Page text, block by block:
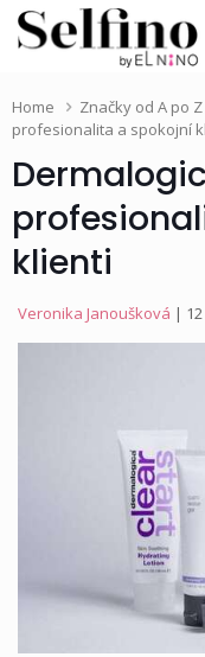
Home Značky od A po Z
profesionalita a spokojní
klienti
Veronika Janoušková |